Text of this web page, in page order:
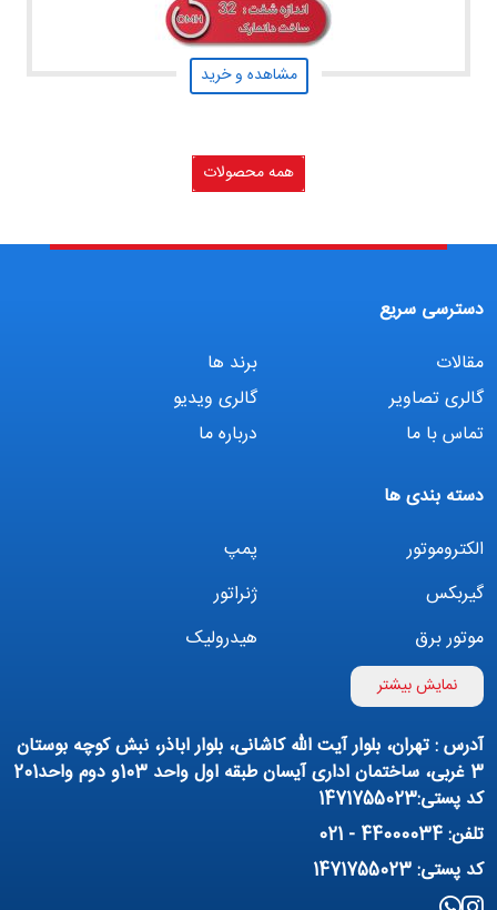
مشاهده و خرید
همه محصولات
دسترسی سریع
مقالات
برند ها
گالری تصاویر
گالری ویدیو
تماس با ما
درباره ما
دسته بندی ها
الکتروموتور
پمپ
گیربکس
ژنراتور
موتور برق
هیدرولیک
اینورتر
تهویه مطبوع
پمپ هواده
پمپ وکیوم
فیلتراسیون و تصفیه
منبع آب (تانکر آب)
نمایش بیشتر
آدرس : تهران، بلوار آیت الله کاشانی، بلوار اباذر، نبش کوچه بوستان
3 غربی، ساختمان اداری آیسان طبقه اول واحد 103و دوم واحد201
کد پستی:1471755023
تلفن: 44000034 - 021
کد پستی: 1471755023